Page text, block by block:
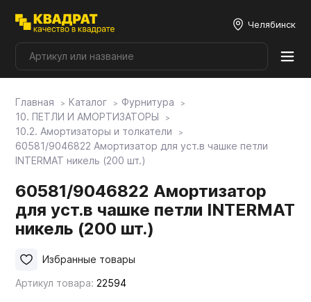
Челябинск
Плитные материалы
Фурнитура
Столешницы
Мой ЭГГЕР
Фасады
Главная Каталог
Фурнитура
10. ПЕТЛИ И АМОРТИЗАТОРЫ
10.2. Амортизаторы и толкатели
60581/9046822 Амортизатор для уст.в чашке петли
INTERMAT никель (200 шт.)
60581/9046822 Амортизатор
для уст.в чашке петли INTERMAT
никель (200 шт.)
Артикул товара: 22594
Избранные товары